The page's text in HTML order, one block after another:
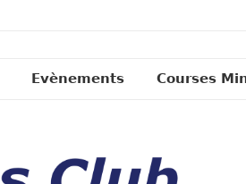
Evènements Courses